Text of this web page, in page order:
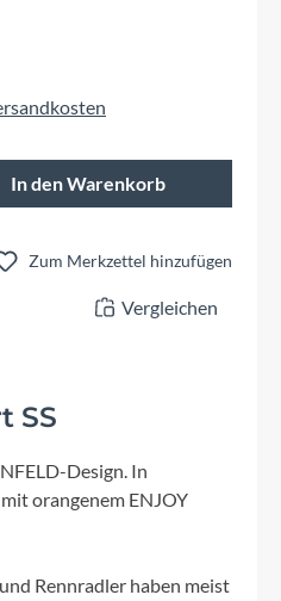
den gewünschten
In den Warenkorb
Zum Merkzettel hinzufügen
Vergleichen
SS
Design. In
orangenem ENJOY
Rennradler haben meist